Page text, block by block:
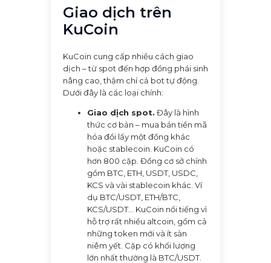
Giao dịch trên
KuCoin
KuCoin cung cấp nhiều cách giao
dịch – từ spot đến hợp đồng phái sinh
nâng cao, thậm chí cả bot tự động.
Dưới đây là các loại chính:
Giao dịch spot. Đây là hình
thức cơ bản – mua bán tiền mã
hóa đổi lấy một đồng khác
hoặc stablecoin. KuCoin có
hơn 800 cặp. Đồng cơ sở chính
gồm BTC, ETH, USDT, USDC,
KCS và vài stablecoin khác. Ví
dụ BTC/USDT, ETH/BTC,
KCS/USDT… KuCoin nổi tiếng vì
hỗ trợ rất nhiều altcoin, gồm cả
những token mới và ít sàn
niêm yết. Cặp có khối lượng
lớn nhất thường là BTC/USDT.